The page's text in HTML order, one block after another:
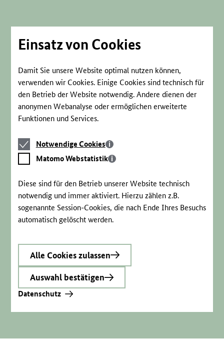
Einsatz von Cookies
Damit Sie unsere Website optimal nutzen können,
verwenden wir Cookies. Einige Cookies sind technisch für
den Betrieb der Website notwendig. Andere dienen der
anonymen Webanalyse oder ermöglichen erweiterte
Funktionen und Services.
Notwendige
Cookies
Notwendige Cookies
Matomo
Webstatistik
Matomo Webstatistik
Diese sind für den Betrieb unserer Website technisch
notwendig und immer aktiviert. Hierzu zählen z.B.
sogenannte Session-Cookies, die nach Ende Ihres Besuchs
automatisch gelöscht werden.
Alle Cookies zulassen
Auswahl bestätigen
Datenschutz